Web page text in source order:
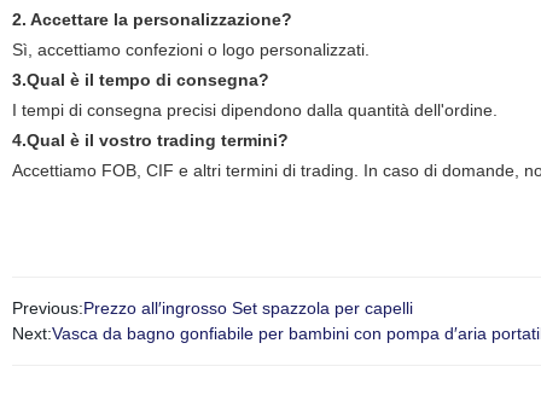
2. Accettare la personalizzazione?
Sì, accettiamo confezioni o logo personalizzati.
3.Qual è il tempo di consegna?
I tempi di consegna precisi dipendono dalla quantità dell'ordine.
4.Qual è il vostro trading termini?
Accettiamo FOB, CIF e altri termini di trading. In caso di domande,
Previous:Prezzo all′ingrosso Set spazzola per capelli
Next:Vasca da bagno gonfiabile per bambini con pompa d′aria